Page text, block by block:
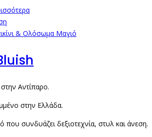
& Ολόσωμα Μαγιό
Αντίπαρο.
στην Ελλάδα.
που συνδυάζει δεξιοτεχνία, στυλ και άνεση.